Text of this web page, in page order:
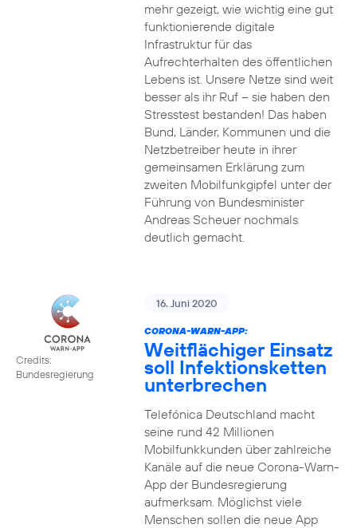
mehr gezeigt, wie wichtig eine gut
funktionierende digitale
Infrastruktur für das
Aufrechterhalten des öffentlichen
Lebens ist. Unsere Netze sind weit
besser als ihr Ruf – sie haben den
Stresstest bestanden! Das haben
Bund, Länder, Kommunen und die
Netzbetreiber heute in ihrer
gemeinsamen Erklärung zum
zweiten Mobilfunkgipfel unter der
Führung von Bundesminister
Andreas Scheuer nochmals
deutlich gemacht.
Credits:
Bundesregierung
16. Juni 2020
CORONA-WARN-APP:
Weitflächiger Einsatz
soll Infektionsketten
unterbrechen
Telefónica Deutschland macht
seine rund 42 Millionen
Mobilfunkkunden über zahlreiche
Kanäle auf die neue Corona-Warn-
App der Bundesregierung
aufmerksam. Möglichst viele
Menschen sollen die neue App